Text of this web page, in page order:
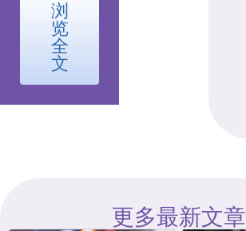
浏
览
全
文
更多最新文章